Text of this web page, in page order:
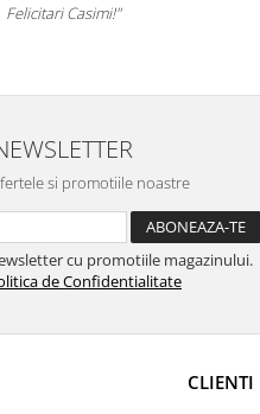
Casimi!"
si promotiile noastre
cu promotiile magazinului.
de Confidentialitate
CLIENTI